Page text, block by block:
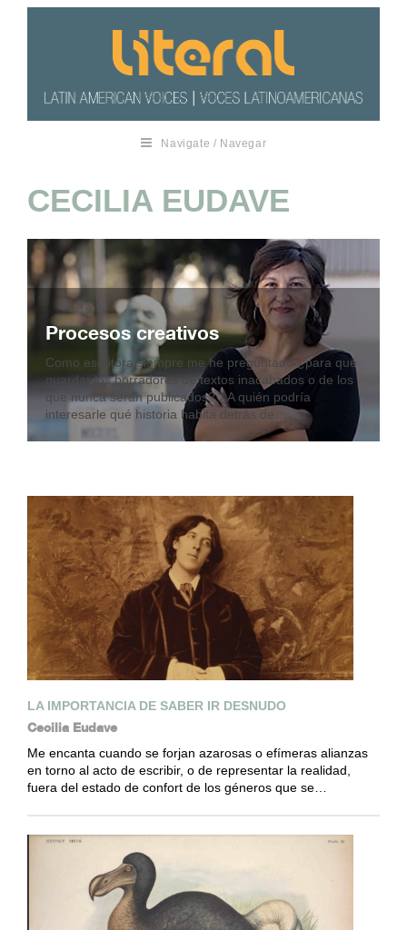
Navigate / Navegar
CECILIA EUDAVE
Procesos creativos
Como escritora siempre me he preguntado ¿para qué
guardar los borradores de textos inacabados o de los
que nunca serán publicados? ¿A quién podría
interesarle qué historia habita detrás de…
LA IMPORTANCIA DE SABER IR DESNUDO
Cecilia Eudave
Me encanta cuando se forjan azarosas o efímeras alianzas
en torno al acto de escribir, o de representar la realidad,
fuera del estado de confort de los géneros que se…